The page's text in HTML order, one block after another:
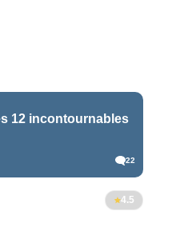
12 incontournables
22
4.5